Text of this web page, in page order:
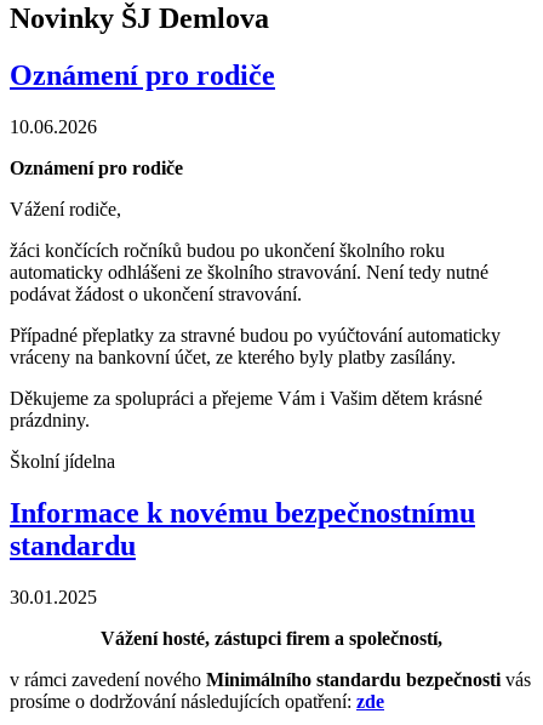
Novinky ŠJ Demlova
Oznámení pro rodiče
10.06.2026
Oznámení pro rodiče
Vážení rodiče,
žáci končících ročníků budou po ukončení školního roku
automaticky odhlášeni ze školního stravování. Není tedy nutné
podávat žádost o ukončení stravování.
Případné přeplatky za stravné budou po vyúčtování automaticky
vráceny na bankovní účet, ze kterého byly platby zasílány.
Děkujeme za spolupráci a přejeme Vám i Vašim dětem krásné
prázdniny.
Školní jídelna
Informace k novému bezpečnostnímu
standardu
30.01.2025
Vážení hosté, zástupci firem a společností,
v rámci zavedení nového Minimálního standardu bezpečnosti vás
prosíme o dodržování následujících opatření: zde